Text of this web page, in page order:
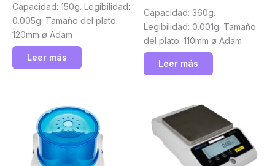
Capacidad: 150g. Legibilidad:
0.005g. Tamaño del plato:
120mm ø Adam
Leer más
Capacidad: 360g.
Legibilidad: 0.001g. Tamaño
del plato: 110mm ø Adam
Leer más